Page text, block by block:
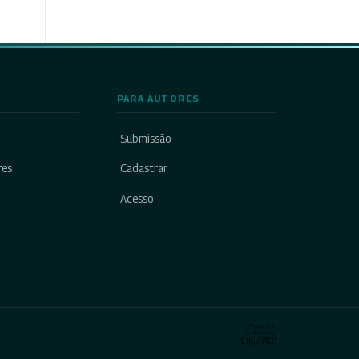
PARA AUTORES
Submissão
Cadastrar
Acesso